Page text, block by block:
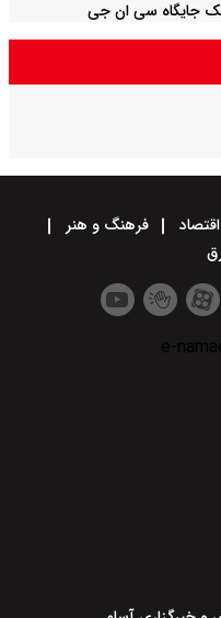
جایگاه سی ان جی
اقتصاد
فرهنگ و هنر